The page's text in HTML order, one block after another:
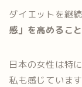
ダイエットを継
感」を高めること
日本の女性は特
私も感じていま